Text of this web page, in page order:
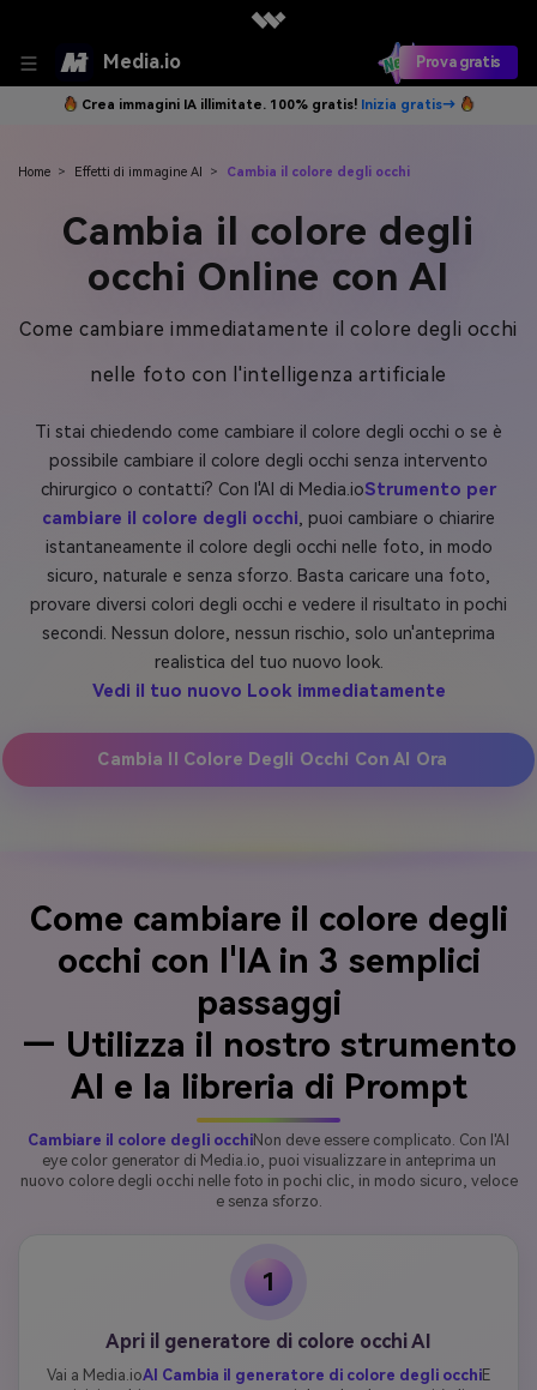
Media.io Prova gratis
Crea immagini IA illimitate. 100% gratis! Inizia gratis→
Home > Effetti di immagine AI > Cambia il colore degli occhi
Cambia il colore degli
occhi Online con AI
Come cambiare immediatamente il colore degli occhi
nelle foto con l'intelligenza artificiale
Ti stai chiedendo come cambiare il colore degli occhi o se è
possibile cambiare il colore degli occhi senza intervento
chirurgico o contatti? Con l'AI di Media.ioStrumento per
cambiare il colore degli occhi, puoi cambiare o chiarire
istantaneamente il colore degli occhi nelle foto, in modo
sicuro, naturale e senza sforzo. Basta caricare una foto,
provare diversi colori degli occhi e vedere il risultato in pochi
secondi. Nessun dolore, nessun rischio, solo un'anteprima
realistica del tuo nuovo look.
Vedi il tuo nuovo Look immediatamente
Cambia Il Colore Degli Occhi Con AI Ora
Come cambiare il colore degli
occhi con l'IA in 3 semplici
passaggi
— Utilizza il nostro strumento
AI e la libreria di Prompt
Cambiare il colore degli occhiNon deve essere complicato. Con l'AI
eye color generator di Media.io, puoi visualizzare in anteprima un
nuovo colore degli occhi nelle foto in pochi clic, in modo sicuro, veloce
e senza sforzo.
1
Apri il generatore di colore occhi AI
Vai a Media.ioAI Cambia il generatore di colore degli occhiE